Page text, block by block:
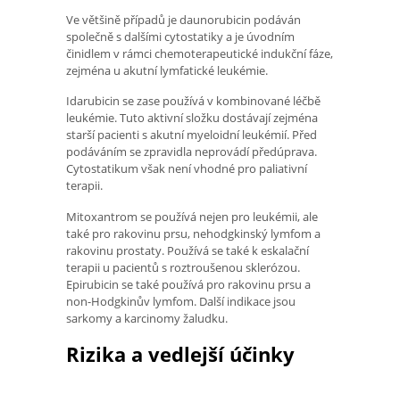
Ve většině případů je daunorubicin podáván
společně s dalšími cytostatiky a je úvodním
činidlem v rámci chemoterapeutické indukční fáze,
zejména u akutní lymfatické leukémie.
Idarubicin se zase používá v kombinované léčbě
leukémie. Tuto aktivní složku dostávají zejména
starší pacienti s akutní myeloidní leukémií. Před
podáváním se zpravidla neprovádí předúprava.
Cytostatikum však není vhodné pro paliativní
terapii.
Mitoxantrom se používá nejen pro leukémii, ale
také pro rakovinu prsu, nehodgkinský lymfom a
rakovinu prostaty. Používá se také k eskalační
terapii u pacientů s roztroušenou sklerózou.
Epirubicin se také používá pro rakovinu prsu a
non-Hodgkinův lymfom. Další indikace jsou
sarkomy a karcinomy žaludku.
Rizika a vedlejší účinky